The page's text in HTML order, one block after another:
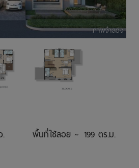
ภาพจำลอง
. พื้นที่ใช้สอย ~ 199 ตร.ม.